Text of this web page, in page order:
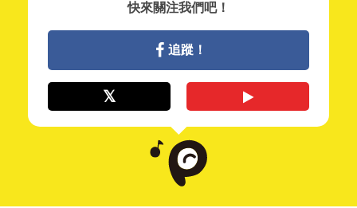
快來關注我們吧！
追蹤！